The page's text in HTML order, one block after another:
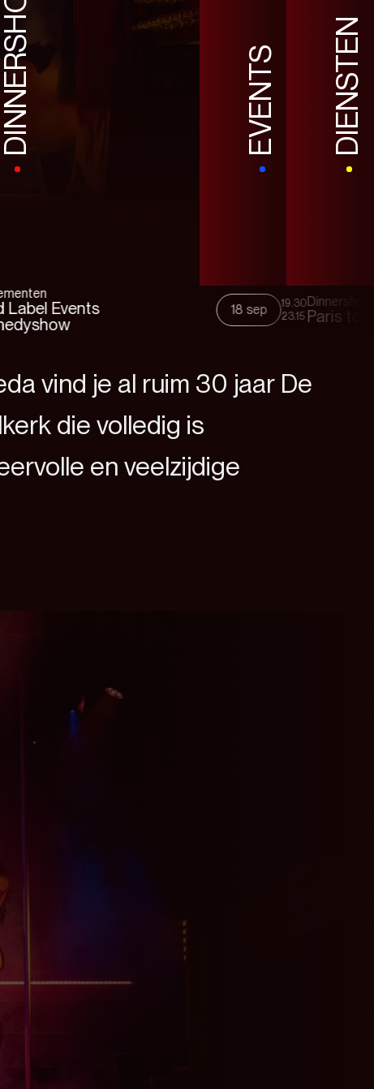
EVENTS DIENSTEN
Dinnershows
Paris to Vegas
vind je al ruim 30 jaar De
die volledig is
en veelzijdige